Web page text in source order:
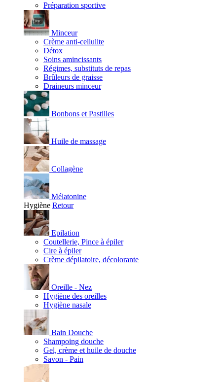
Préparation sportive
Minceur
Crème anti-cellulite
Détox
Soins amincissants
Régimes, substituts de repas
Brûleurs de graisse
Draineurs minceur
Bonbons et Pastilles
Huile de massage
Collagène
Mélatonine
Hygiène Retour
Epilation
Coutellerie, Pince à épiler
Cire à épiler
Crème dépilatoire, décolorante
Oreille - Nez
Hygiène des oreilles
Hygiène nasale
Bain Douche
Shampoing douche
Gel, crème et huile de douche
Savon - Pain